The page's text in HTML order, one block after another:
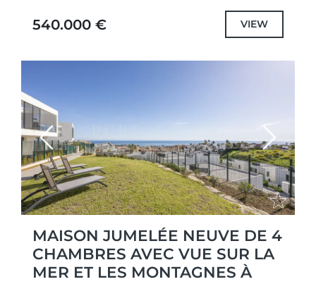
environnement...
540.000 € VIEW
Previous Next
MAISON JUMELÉE NEUVE DE 4
CHAMBRES AVEC VUE SUR LA
MER ET LES MONTAGNES À